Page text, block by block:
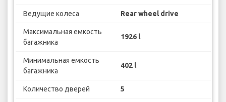
Ведущие колеса Rear wheel drive
Максимальная емкость
багажника
1926 l
Минимальная емкость
багажника
402 l
Количество дверей 5